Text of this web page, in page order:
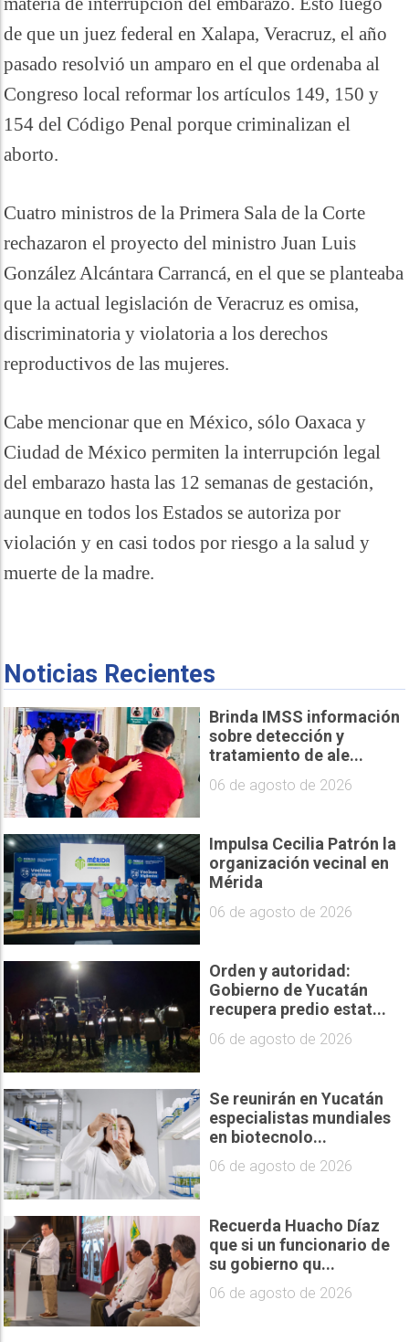
de que un juez federal en Xalapa, Veracruz, el año
pasado resolvió un amparo en el que ordenaba al
Congreso local reformar los artículos 149, 150 y
154 del Código Penal porque criminalizan el
aborto.
Cuatro ministros de la Primera Sala de la Corte
rechazaron el proyecto del ministro Juan Luis
González Alcántara Carrancá, en el que se planteaba
que la actual legislación de Veracruz es omisa,
discriminatoria y violatoria a los derechos
reproductivos de las mujeres.
Cabe mencionar que en México, sólo Oaxaca y
Ciudad de México permiten la interrupción legal
del embarazo hasta las 12 semanas de gestación,
aunque en todos los Estados se autoriza por
violación y en casi todos por riesgo a la salud y
muerte de la madre.
Noticias Recientes
Brinda IMSS información
sobre detección y
tratamiento de ale...
06 de agosto de 2026
Impulsa Cecilia Patrón la
organización vecinal en
Mérida
06 de agosto de 2026
Orden y autoridad:
Gobierno de Yucatán
recupera predio estat...
06 de agosto de 2026
Se reunirán en Yucatán
especialistas mundiales
en biotecnolo...
06 de agosto de 2026
Recuerda Huacho Díaz
que si un funcionario de
su gobierno qu...
06 de agosto de 2026